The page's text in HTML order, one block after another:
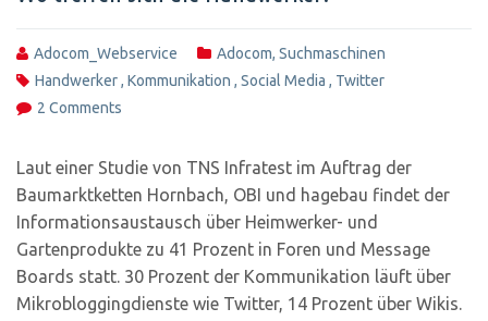
Adocom_Webservice Adocom, Suchmaschinen
Handwerker, Kommunikation , Social Media , Twitter
2 Comments
Laut einer Studie von TNS Infratest im Auftrag der
Baumarktketten Hornbach, OBI und hagebau findet der
Informationsaustausch über Heimwerker- und
Gartenprodukte zu 41 Prozent in Foren und Message
Boards statt. 30 Prozent der Kommunikation läuft über
Mikrobloggingdienste wie Twitter, 14 Prozent über Wikis.